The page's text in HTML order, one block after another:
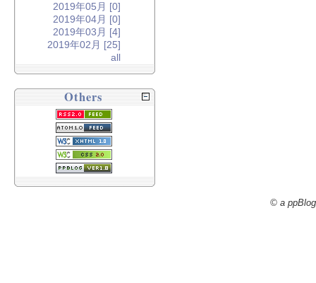
2019年05月 [0]
2019年04月 [0]
2019年03月 [4]
2019年02月 [25]
all
Others
© a